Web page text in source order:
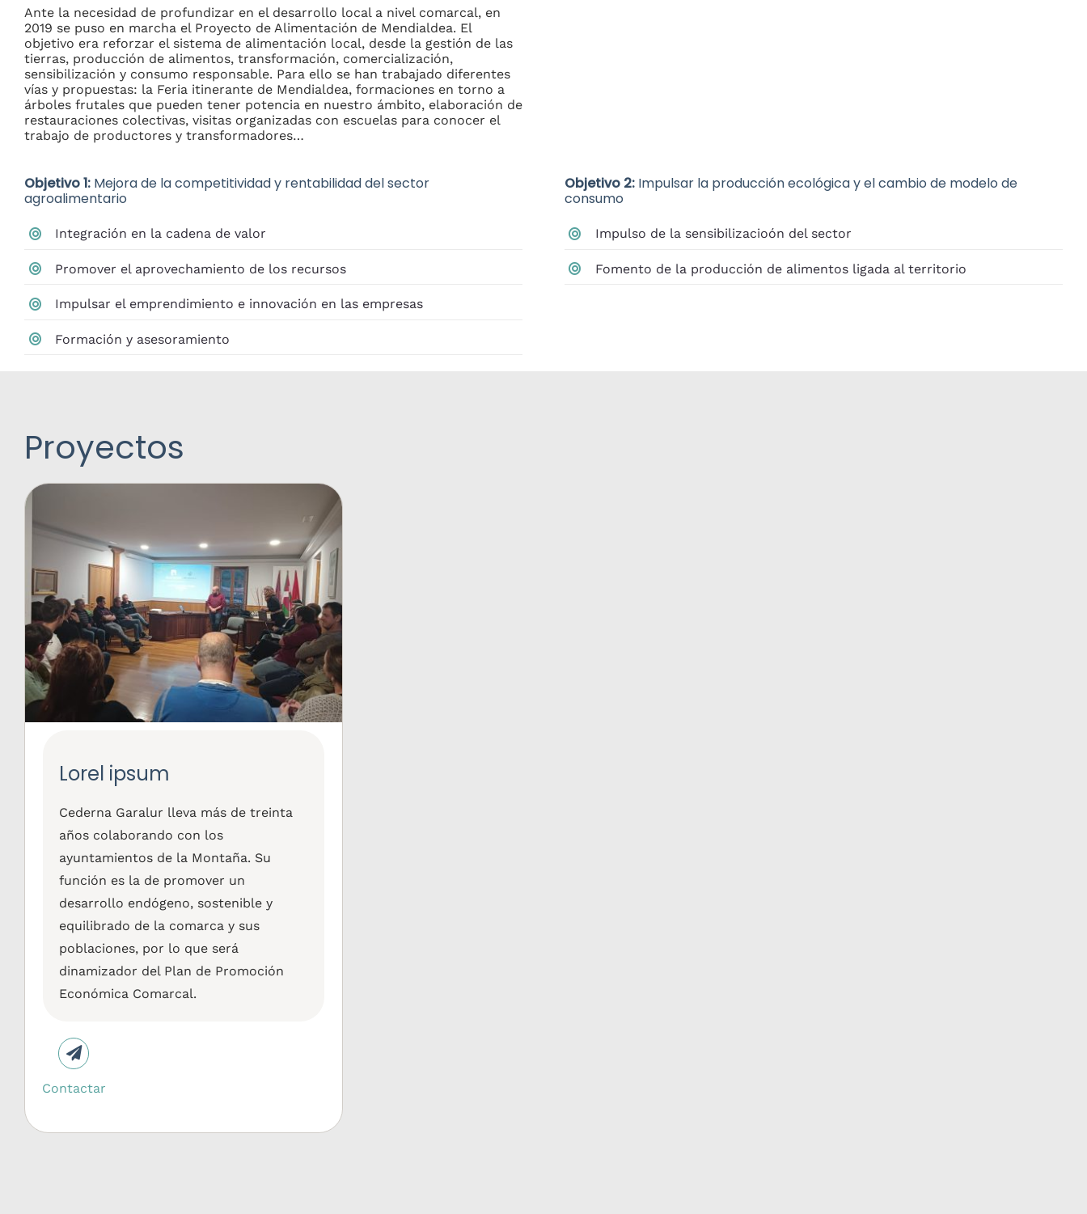
Ante la necesidad de profundizar en el desarrollo local a nivel comarcal, en
2019 se puso en marcha el Proyecto de Alimentación de Mendialdea. El
objetivo era reforzar el sistema de alimentación local, desde la gestión de las
tierras, producción de alimentos, transformación, comercialización,
sensibilización y consumo responsable. Para ello se han trabajado diferentes
vías y propuestas: la Feria itinerante de Mendialdea, formaciones en torno a
árboles frutales que pueden tener potencia en nuestro ámbito, elaboración de
restauraciones colectivas, visitas organizadas con escuelas para conocer el
trabajo de productores y transformadores…
Objetivo 1:Mejora de la competitividad y rentabilidad del sector
agroalimentario
Integración en la cadena de valor
Promover el aprovechamiento de los recursos
Impulsar el emprendimiento e innovación en las empresas
Formación y asesoramiento
Objetivo 2:Impulsar la producción ecológica y el cambio de modelo de
consumo
Impulso de la sensibilizacioón del sector
Fomento de la producción de alimentos ligada al territorio
Proyectos
Lorel ipsum
Cederna Garalur lleva más de treinta
años colaborando con los
ayuntamientos de la Montaña. Su
función es la de promover un
desarrollo endógeno, sostenible y
equilibrado de la comarca y sus
poblaciones, por lo que será
dinamizador del Plan de Promoción
Económica Comarcal.
Contactar